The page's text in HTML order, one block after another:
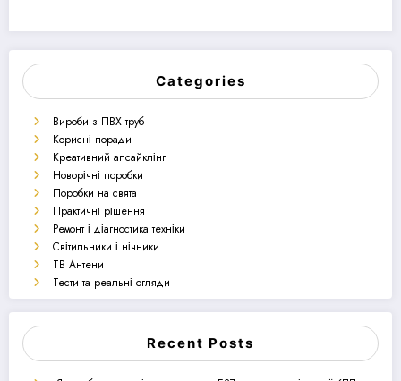
Categories
Вироби з ПВХ труб
Корисні поради
Креативний апсайклінг
Новорічні поробки
Поробки на свята
Практичні рішення
Ремонт і діагностика техніки
Світильники і нічники
ТВ Антени
Тести та реальні огляди
Recent Posts